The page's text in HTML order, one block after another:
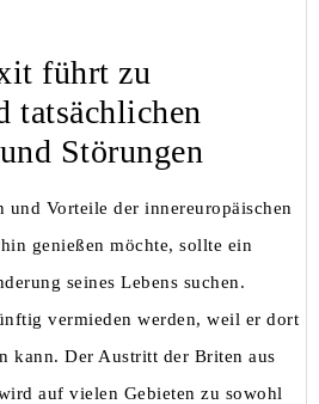
führt zu
tatsächlichen
Störungen
und Vorteile der innereuropäischen
genießen möchte, sollte ein
seines Lebens suchen.
vermieden werden, weil er dort
kann. Der Austritt der Briten aus
auf vielen Gebieten zu sowohl